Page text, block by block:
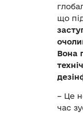
що
Вона
– Це
час